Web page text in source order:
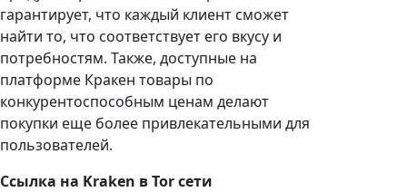
гарантирует, что каждый клиент сможет
найти то, что соответствует его вкусу и
потребностям. Также, доступные на
платформе Кракен товары по
конкурентоспособным ценам делают
покупки еще более привлекательными для
пользователей.
Ссылка на Kraken в Tor сети